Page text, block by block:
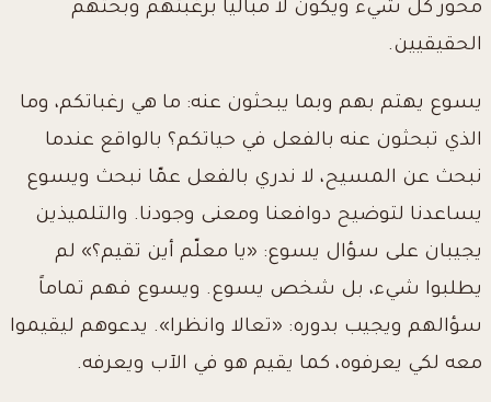
محور كل شيء ويكون لا مبالياً برغبتهم وبحثهم
الحقيقيين.
يسوع يهتم بهم وبما يبحثون عنه: ما هي رغباتكم، وما
الذي تبحثون عنه بالفعل في حياتكم؟ بالواقع عندما
نبحث عن المسيح، لا ندري بالفعل عمّا نبحث ويسوع
يساعدنا لتوضيح دوافعنا ومعنى وجودنا. والتلميذين
يجيبان على سؤال يسوع: «يا معلّم أين تقيم؟» لم
يطلبوا شيء، بل شخص يسوع. ويسوع فهم تماماً
سؤالهم ويجيب بدوره: «تعالا وانظرا». يدعوهم ليقيموا
معه لكي يعرفوه، كما يقيم هو في الآب ويعرفه.